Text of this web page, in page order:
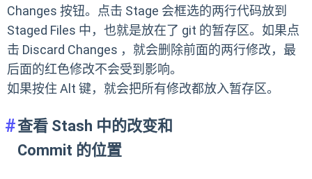
Changes 按钮。点击 Stage 会框选的两行代码放到
Staged Files 中，也就是放在了 git 的暂存区。如果点
击 Discard Changes ，就会删除前面的两行修改，最
后面的红色修改不会受到影响。
如果按住 Alt 键，就会把所有修改都放入暂存区。
查看 Stash 中的改变和
Commit 的位置